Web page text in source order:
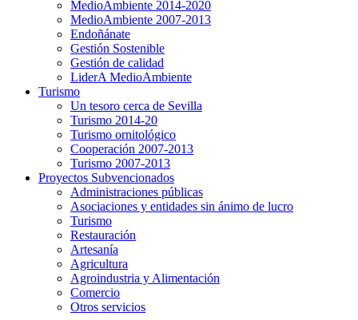
MedioAmbiente 2014-2020
MedioAmbiente 2007-2013
Endoñánate
Gestión Sostenible
Gestión de calidad
LiderA MedioAmbiente
Turismo
Un tesoro cerca de Sevilla
Turismo 2014-20
Turismo ornitológico
Cooperación 2007-2013
Turismo 2007-2013
Proyectos Subvencionados
Administraciones públicas
Asociaciones y entidades sin ánimo de lucro
Turismo
Restauración
Artesanía
Agricultura
Agroindustria y Alimentación
Comercio
Otros servicios